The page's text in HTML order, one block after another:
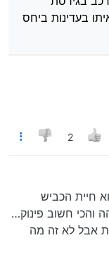
איתו בעדינות ביחס
2
חיית הכביש
והכי חשוב פינוק…
אבל לא זה מה